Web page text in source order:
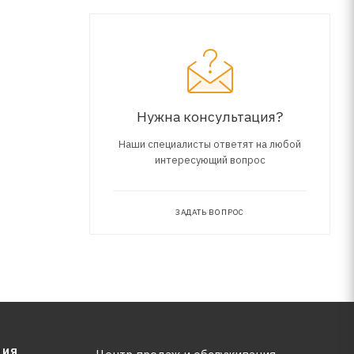
Нужна консультация?
Наши специалисты ответят на любой
интересующий вопрос
ЗАДАТЬ ВОПРОС